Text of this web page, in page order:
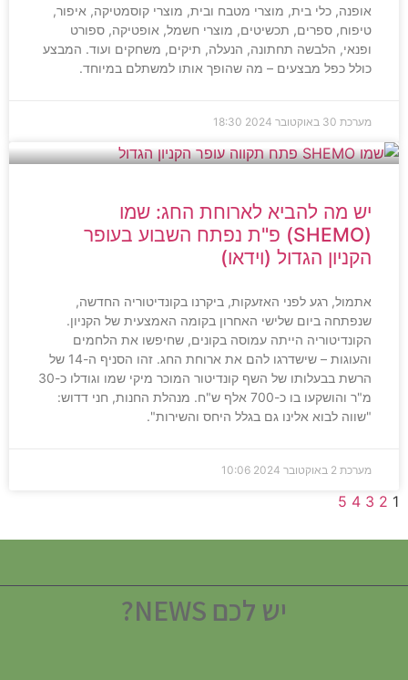
אופנה, כלי בית, מוצרי מטבח ובית, מוצרי קוסמטיקה, איפור,
טיפוח, ספרים, תכשיטים, מוצרי חשמל, אופטיקה, ספורט
ופנאי, הלבשה תחתונה, הנעלה, תיקים, משחקים ועוד. המבצע
כולל כפל מבצעים – מה שהופך אותו למשתלם במיוחד.
מערכת 30 באוקטובר 2024 18:30
יש מה להביא לארוחת החג: שמו
(SHEMO) פ"ת נפתח השבוע בעופר
הקניון הגדול (וידאו)
אתמול, רגע לפני האזעקות, ביקרנו בקונדיטוריה החדשה,
שנפתחה ביום שלישי האחרון בקומה האמצעית של הקניון.
הקונדיטוריה הייתה עמוסה בקונים, שחיפשו את הלחמים
והעוגות – שישדרגו להם את ארוחת החג. זהו הסניף ה-14 של
הרשת בבעלותו של השף קונדיטור המוכר מיקי שמו וגודלו כ-30
מ"ר והושקעו בו כ-700 אלף ש"ח. מנהלת החנות, חני דדוש:
"שווה לבוא אלינו גם בגלל היחס והשירות".
מערכת 2 באוקטובר 2024 10:06
1
2
3
4
5
יש לכם NEWS?